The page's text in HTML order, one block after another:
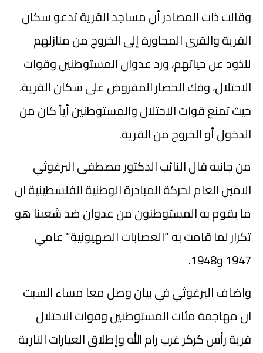
وقالت ذات المصادر أن مساجد القرية تدعو سكان
القرية والقرى المجاورة إلى الخروج من منازلهم
للذود عن حياتهم، ورد عدوان المستوطنين وقوات
الاحتلال، وفك الحصار المفروض على سكان القرية،
حيث تمنع قوات الاحتلال والمستوطنين أياً كان من
الدخول أو الخروج من القرية.
من جانبه قال النائب الدكتور مصطفى البرغوثي
الامين العام لحركة المبادرة الوطنية الفلسطينية ان
ما يقوم به المستوطنون من عدوان ضد شعبنا هو
تكرار لما قامت به “العصابات الصهيونية” عامي
1947 و1948.
واضاف البرغوثي في بيان وصل معا مساء السبت
ان مهاجمة مئات المستوطنين وقوات الاحتلال
قرية رأس كركر غرب رام الله وإطلاق العيارات النارية